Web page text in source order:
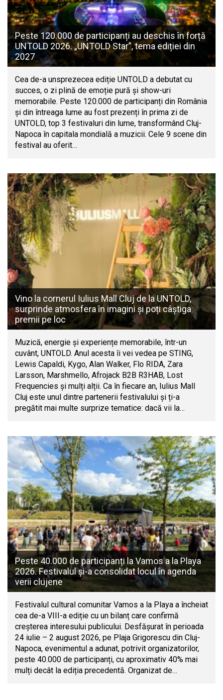
Peste 120.000 de participanți au deschis în forță
UNTOLD 2026. „UNTOLD Star”, tema ediției din
2027
Cea de-a unsprezecea ediție UNTOLD a debutat cu
succes, o zi plină de emoție pură și show-uri
memorabile. Peste 120.000 de participanți din România
și din întreaga lume au fost prezenți în prima zi de
UNTOLD, top 3 festivaluri din lume, transformând Cluj-
Napoca în capitala mondială a muzicii. Cele 9 scene din
festival au oferit…
Vino la cornerul Iulius Mall Cluj de la UNTOLD,
surprinde atmosfera în imagini și poți câștiga
premii pe loc
Muzică, energie și experiențe memorabile, într-un
cuvânt, UNTOLD. Anul acesta îi vei vedea pe STING,
Lewis Capaldi, Kygo, Alan Walker, Flo RIDA, Zara
Larsson, Marshmello, Afrojack B2B R3HAB, Lost
Frequencies și mulți alții. Ca în fiecare an, Iulius Mall
Cluj este unul dintre partenerii festivalului și ți-a
pregătit mai multe surprize tematice: dacă vii la…
Peste 40.000 de participanți la Vamos a la Playa
2026. Festivalul și-a consolidat locul în agenda
verii clujene
Festivalul cultural comunitar Vamos a la Playa a încheiat
cea de-a VIII-a ediție cu un bilanț care confirmă
creșterea interesului publicului. Desfășurat în perioada
24 iulie – 2 august 2026, pe Plaja Grigorescu din Cluj-
Napoca, evenimentul a adunat, potrivit organizatorilor,
peste 40.000 de participanți, cu aproximativ 40% mai
mulți decât la ediția precedentă. Organizat de…